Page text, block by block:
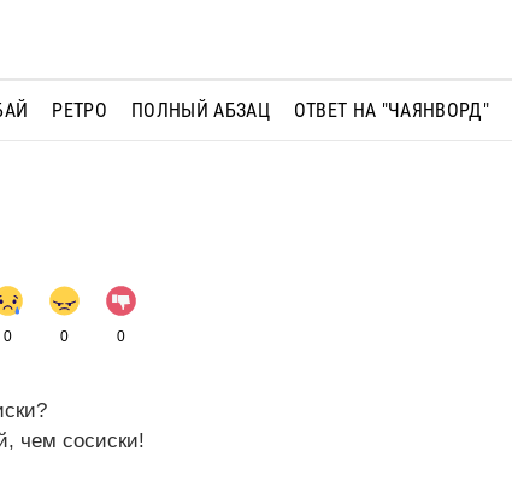
РЕТРО ПОЛНЫЙ АБЗАЦ ОТВЕТ НА "ЧАЯНВОРД"
0 0 0
чем сосиски!